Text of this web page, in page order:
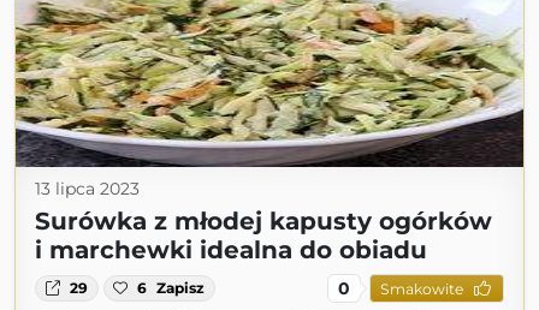
13 lipca 2023
Surówka z młodej kapusty ogórków
i marchewki idealna do obiadu
29 6 Zapisz 0 Smakowite